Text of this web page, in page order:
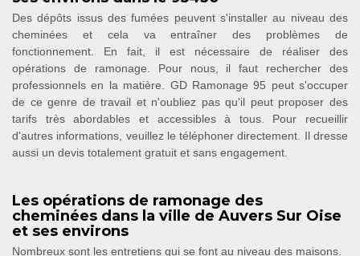
Des dépôts issus des fumées peuvent s'installer au niveau des
cheminées et cela va entraîner des problèmes de
fonctionnement. En fait, il est nécessaire de réaliser des
opérations de ramonage. Pour nous, il faut rechercher des
professionnels en la matière. GD Ramonage 95 peut s'occuper
de ce genre de travail et n'oubliez pas qu'il peut proposer des
tarifs très abordables et accessibles à tous. Pour recueillir
d'autres informations, veuillez le téléphoner directement. Il dresse
aussi un devis totalement gratuit et sans engagement.
Les opérations de ramonage des
cheminées dans la ville de Auvers Sur Oise
et ses environs
Nombreux sont les entretiens qui se font au niveau des maisons.